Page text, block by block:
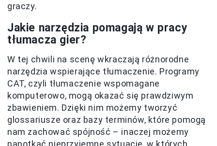
graczy.
Jakie narzędzia pomagają w pracy
tłumacza gier?
W tej chwili na scenę wkraczają różnorodne
narzędzia wspierające tłumaczenie. Programy
CAT, czyli tłumaczenie wspomagane
komputerowo, mogą okazać się prawdziwym
zbawieniem. Dzięki nim możemy tworzyć
glossariusze oraz bazy terminów, które pomogą
nam zachować spójność – inaczej możemy
napotkać nieprzyjemne sytuacje, w których